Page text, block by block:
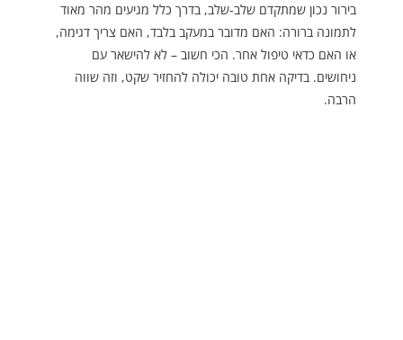
בירור נכון שמתקדם שלב-שלב, בדרך כלל מגיעים מהר מאוד
לתמונה ברורה: האם מדובר במעקב בלבד, האם צריך דגימה,
או האם כדאי טיפול אחר. הכי חשוב – לא להישאר עם
ניחושים. בדיקה אחת טובה יכולה להחזיר שקט, וזה שווה
הרבה.